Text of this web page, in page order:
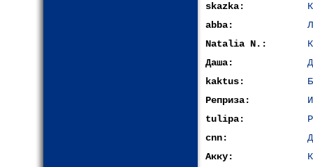
skazka:
abba:
Natalia N.:
Даша:
kaktus:
Реприза:
tulipa:
cnn:
Акку: